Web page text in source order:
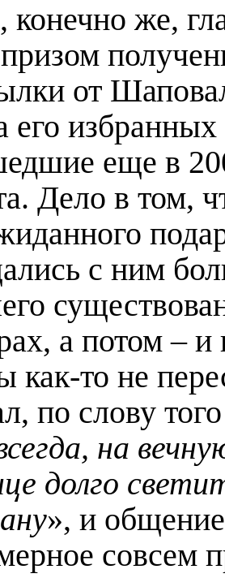
конечно же,
от
его
еще в
Дело в том,
с ним
а потом – и
как-то не
по слову
на
долго
», и
совсем